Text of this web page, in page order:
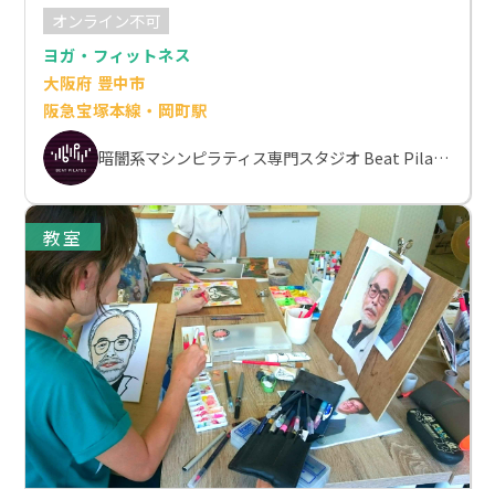
オンライン不可
ヨガ・フィットネス
大阪府 豊中市
阪急宝塚本線・岡町駅
暗闇系マシンピラティス専門スタジオ Beat Pilates
教室